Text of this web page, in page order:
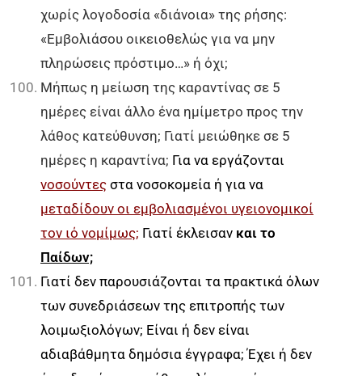
χωρίς λογοδοσία «διάνοια» της ρήσης:
«Εμβολιάσου οικειοθελώς για να μην
πληρώσεις πρόστιμο…» ή όχι;
Μήπως η μείωση της καραντίνας σε 5
ημέρες είναι άλλο ένα ημίμετρο προς την
λάθος κατεύθυνση; Γιατί μειώθηκε σε 5
ημέρες η καραντίνα; Για να εργάζονται
νοσούντες στα νοσοκομεία ή για να
μεταδίδουν οι εμβολιασμένοι υγειονομικοί
τον ιό νομίμως; Γιατί έκλεισαν και το
Παίδων;
Γιατί δεν παρουσιάζονται τα πρακτικά όλων
των συνεδριάσεων της επιτροπής των
λοιμωξιολόγων; Είναι ή δεν είναι
αδιαβάθμητα δημόσια έγγραφα; Έχει ή δεν